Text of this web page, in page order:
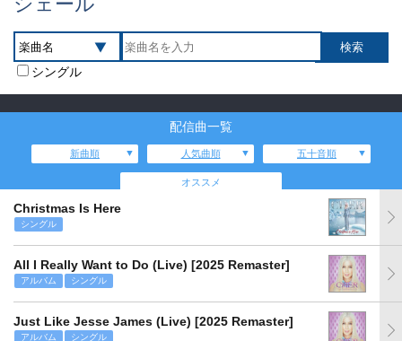
シングル
配信曲一覧
新曲順 人気曲順 五十音順
オススメ
Christmas Is Here
シングル
All I Really Want to Do (Live) [2025 Remaster]
アルバム シングル
Just Like Jesse James (Live) [2025 Remaster]
アルバム シングル